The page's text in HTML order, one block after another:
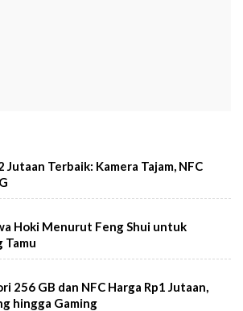
Jutaan Terbaik: Kamera Tajam, NFC
Hoki Menurut Feng Shui untuk
Tamu
256 GB dan NFC Harga Rp1 Jutaan,
hingga Gaming